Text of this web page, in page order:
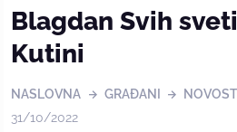
Blagdan Svih
Kutini
NASLOVNA GRAĐANI NOVOSTI
31/10/2022